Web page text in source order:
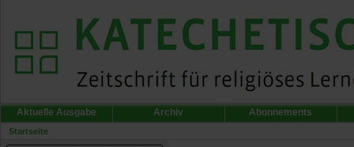
Aktuelle Ausgabe Archiv Abonnements
Startseite